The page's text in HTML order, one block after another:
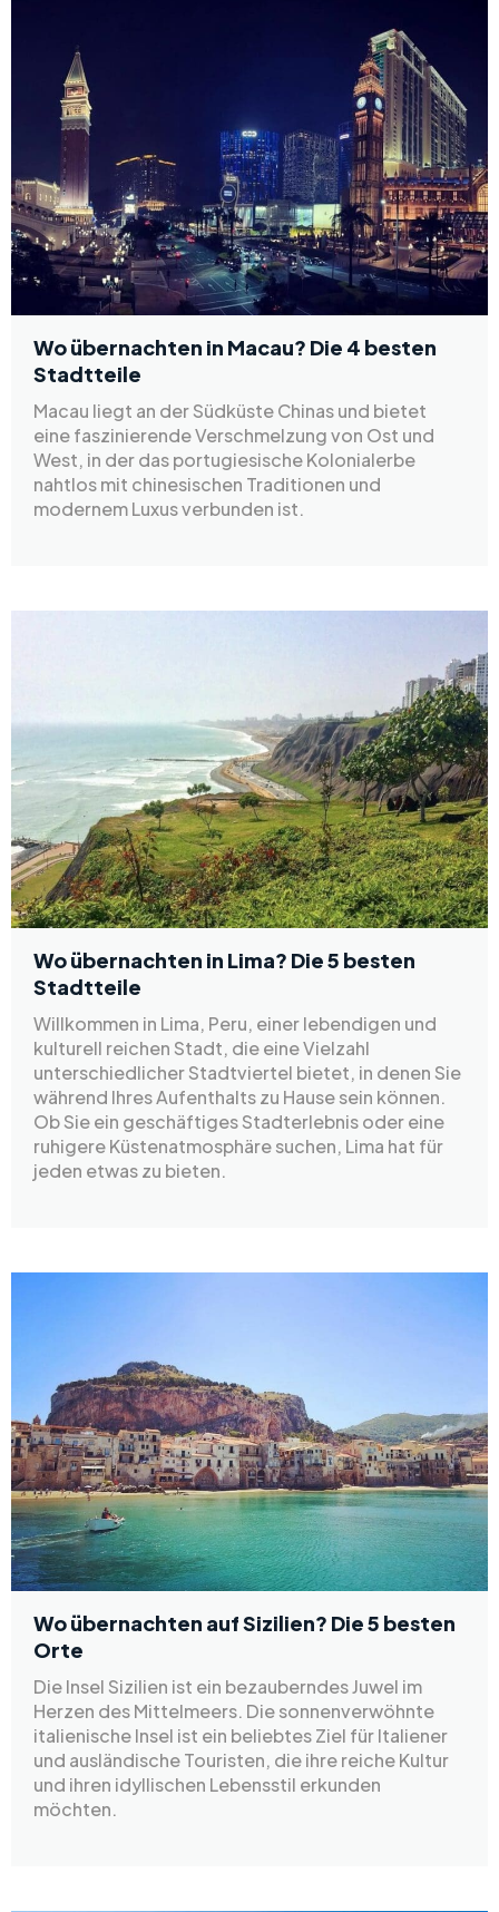
Wo übernachten in Macau? Die 4 besten
Stadtteile
Macau liegt an der Südküste Chinas und bietet
eine faszinierende Verschmelzung von Ost und
West, in der das portugiesische Kolonialerbe
nahtlos mit chinesischen Traditionen und
modernem Luxus verbunden ist.
Wo übernachten in Lima? Die 5 besten
Stadtteile
Willkommen in Lima, Peru, einer lebendigen und
kulturell reichen Stadt, die eine Vielzahl
unterschiedlicher Stadtviertel bietet, in denen Sie
während Ihres Aufenthalts zu Hause sein können.
Ob Sie ein geschäftiges Stadterlebnis oder eine
ruhigere Küstenatmosphäre suchen, Lima hat für
jeden etwas zu bieten.
Wo übernachten auf Sizilien? Die 5 besten
Orte
Die Insel Sizilien ist ein bezauberndes Juwel im
Herzen des Mittelmeers. Die sonnenverwöhnte
italienische Insel ist ein beliebtes Ziel für Italiener
und ausländische Touristen, die ihre reiche Kultur
und ihren idyllischen Lebensstil erkunden
möchten.